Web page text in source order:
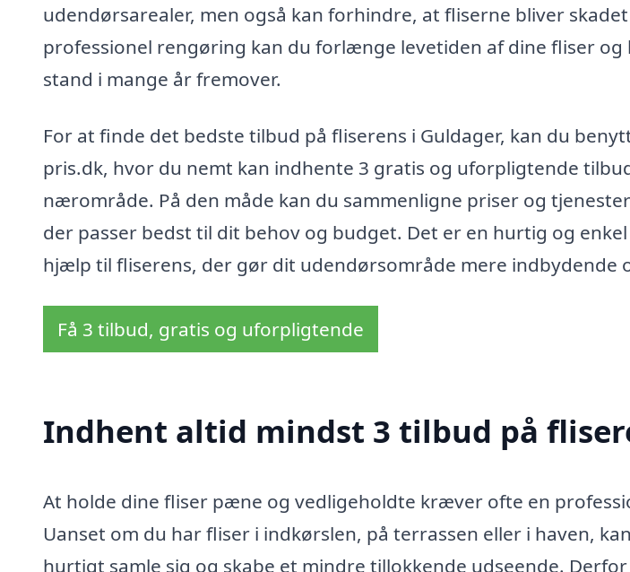
udendørsarealer, men også kan forhindre, at fliserne bliver
professionel rengøring kan du forlænge levetiden af dine fliser og
stand i mange år fremover.
For at finde det bedste tilbud på fliserens i Guldager, kan du
pris.dk, hvor du nemt kan indhente 3 gratis og uforpligtende
nærområde. På den måde kan du sammenligne priser og
der passer bedst til dit behov og budget. Det er en hurtig og
hjælp til fliserens, der gør dit udendørsområde mere indbydende
Få 3 tilbud, gratis og uforpligtende
Indhent altid mindst 3 tilbud på
At holde dine fliser pæne og vedligeholdte kræver ofte en
Uanset om du har fliser i indkørslen, på terrassen eller i haven,
hurtigt samle sig og skabe et mindre tillokkende udseende.